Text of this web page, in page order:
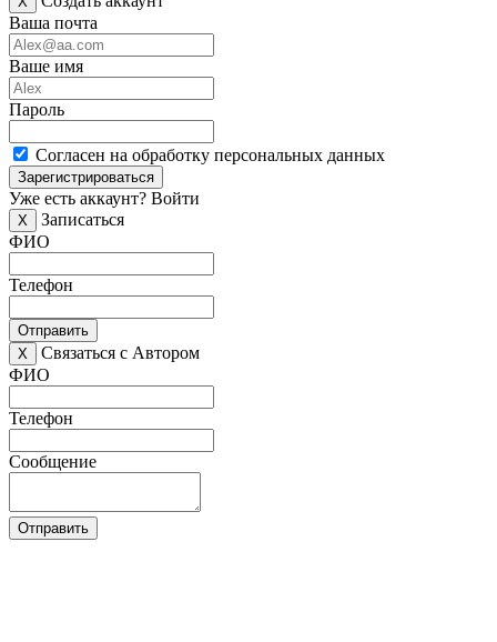
Ваша почта
Ваше имя
Пароль
Согласен на обработку персональных данных
Зарегистрироваться
Уже есть аккаунт? Войти
X
Записаться
ФИО
Телефон
Отправить
X
Связаться с Автором
ФИО
Телефон
Сообщение
Отправить